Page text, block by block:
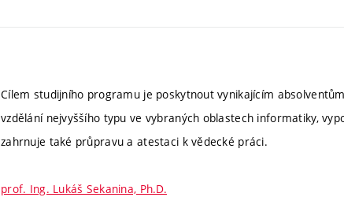
Cílem studijního programu je poskytnout vynikajícím
vzdělání nejvyššího typu ve vybraných oblastech informatiky,
zahrnuje také průpravu a atestaci k vědecké práci.
prof. Ing. Lukáš Sekanina, Ph.D.